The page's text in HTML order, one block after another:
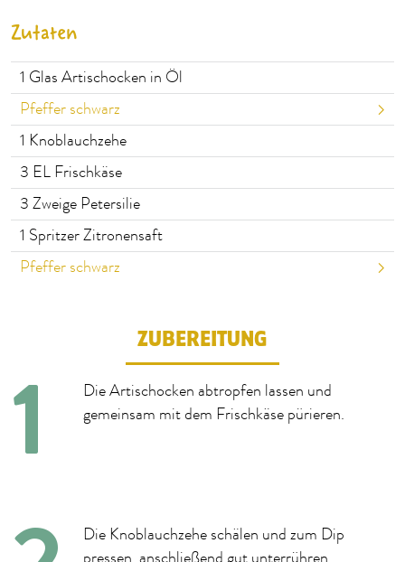
Zutaten
1 Glas Artischocken in Öl
Pfeffer schwarz
1 Knoblauchzehe
3 EL Frischkäse
3 Zweige Petersilie
1 Spritzer Zitronensaft
Pfeffer schwarz
ZUBEREITUNG
Die Artischocken abtropfen lassen und
gemeinsam mit dem Frischkäse pürieren.
Die Knoblauchzehe schälen und zum Dip